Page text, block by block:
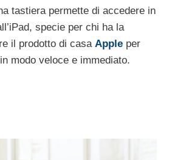
tastiera permette di accedere in
specie per chi ha la
il prodotto di casa Apple per
modo veloce e immediato.